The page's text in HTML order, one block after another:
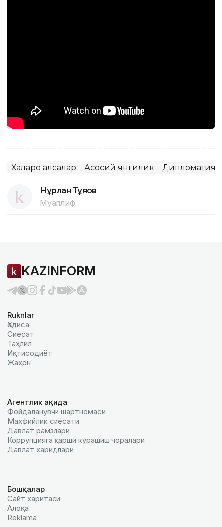
Халқаро алоқалар Асосий янгилик Дипломатия
Нұрлан Тұяқов
Муаллиф
KAZINFORM
Ruknlar
Ҳодиса
Сиёсат
Таҳлил
Иқтисодиёт
Жаҳон
Агентлик ҳақида
Фойдаланувчи шартномаси
Махфийлик сиёсати
Давлат рамзлари
Коррупцияга қарши курашиш чоралари
Давлат харидлари
Бошқалар
Сайт харитаси
Алоқа
Reklamа